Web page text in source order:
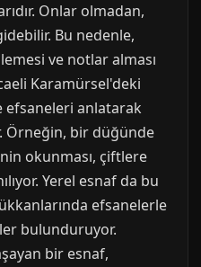
Onlar olmadan,
Bu nedenle,
ve notlar alması
Karamürsel'deki
efsaneleri anlatarak
Örneğin, bir düğünde
okunması, çiftlere
Yerel esnaf da bu
efsanelerle
bulunduruyor.
bir esnaf,